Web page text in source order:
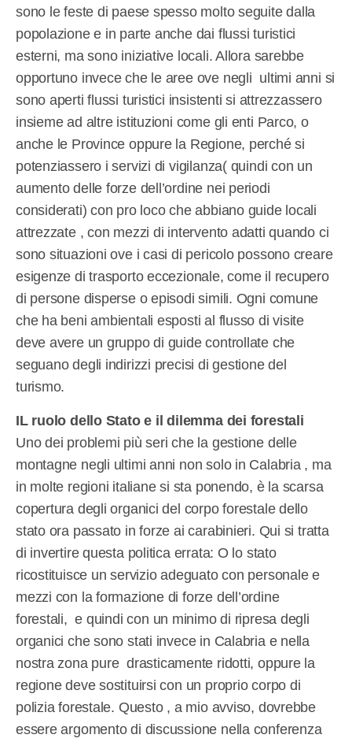
sono le feste di paese spesso molto seguite dalla
popolazione e in parte anche dai flussi turistici
esterni, ma sono iniziative locali. Allora sarebbe
opportuno invece che le aree ove negli ultimi anni si
sono aperti flussi turistici insistenti si attrezzassero
insieme ad altre istituzioni come gli enti Parco, o
anche le Province oppure la Regione, perché si
potenziassero i servizi di vigilanza( quindi con un
aumento delle forze dell’ordine nei periodi
considerati) con pro loco che abbiano guide locali
attrezzate , con mezzi di intervento adatti quando ci
sono situazioni ove i casi di pericolo possono creare
esigenze di trasporto eccezionale, come il recupero
di persone disperse o episodi simili. Ogni comune
che ha beni ambientali esposti al flusso di visite
deve avere un gruppo di guide controllate che
seguano degli indirizzi precisi di gestione del
turismo.
IL ruolo dello Stato e il dilemma dei forestali
Uno dei problemi più seri che la gestione delle
montagne negli ultimi anni non solo in Calabria , ma
in molte regioni italiane si sta ponendo, è la scarsa
copertura degli organici del corpo forestale dello
stato ora passato in forze ai carabinieri. Qui si tratta
di invertire questa politica errata: O lo stato
ricostituisce un servizio adeguato con personale e
mezzi con la formazione di forze dell’ordine
forestali, e quindi con un minimo di ripresa degli
organici che sono stati invece in Calabria e nella
nostra zona pure drasticamente ridotti, oppure la
regione deve sostituirsi con un proprio corpo di
polizia forestale. Questo , a mio avviso, dovrebbe
essere argomento di discussione nella conferenza